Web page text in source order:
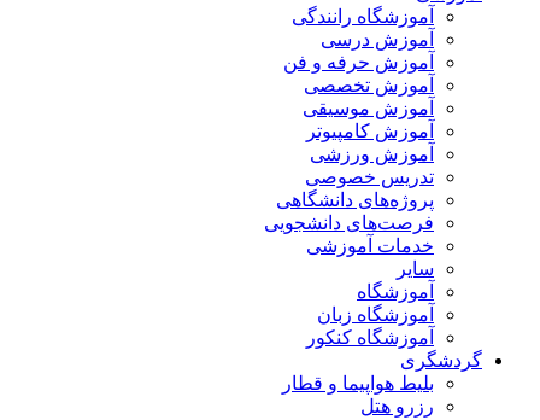
آموزشگاه رانندگی
آموزش درسی
آموزش حرفه و فن
آموزش تخصصی
آموزش موسیقی
آموزش کامپیوتر
آموزش ورزشی
تدریس خصوصی
پروژه‌های دانشگاهی
فرصت‌های دانشجویی
خدمات آموزشی
سایر
آموزشگاه
آموزشگاه زبان
آموزشگاه کنکور
گردشگری
بلیط هواپیما و قطار
رزرو هتل